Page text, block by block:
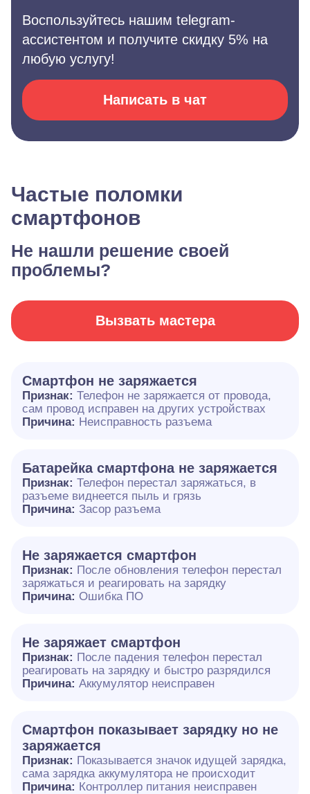
Воспользуйтесь нашим telegram-
ассистентом и получите скидку 5% на
любую услугу!
Написать в чат
Частые поломки
смартфонов
Не нашли решение своей
проблемы?
Вызвать мастера
Смартфон не заряжается
Признак: Телефон не заряжается от провода,
сам провод исправен на других устройствах
Причина: Неисправность разъема
Батарейка смартфона не заряжается
Признак: Телефон перестал заряжаться, в
разъеме виднеется пыль и грязь
Причина: Засор разъема
Не заряжается смартфон
Признак: После обновления телефон перестал
заряжаться и реагировать на зарядку
Причина: Ошибка ПО
Не заряжает смартфон
Признак: После падения телефон перестал
реагировать на зарядку и быстро разрядился
Причина: Аккумулятор неисправен
Смартфон показывает зарядку но не
заряжается
Признак: Показывается значок идущей зарядка,
сама зарядка аккумулятора не происходит
Причина: Контроллер питания неисправен